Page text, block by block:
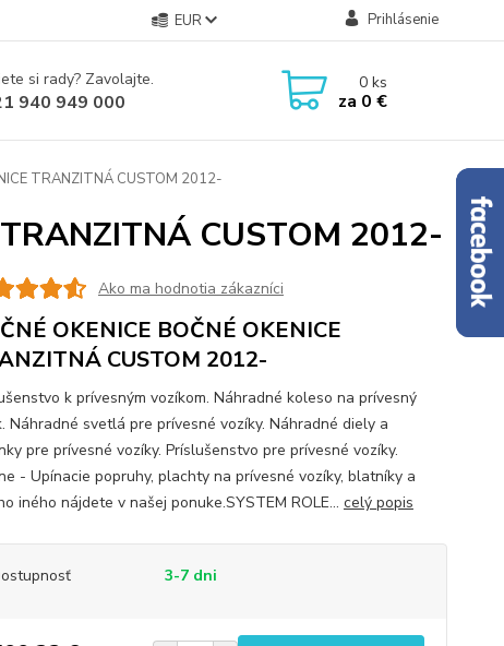
EUR Prihlásenie
si rady? Zavolajte.
940 949 000
0ks
za 0 €
TRANZITNÁ CUSTOM 2012-
CUSTOM 2012-
Ako ma hodnotia zákazníci
OKENICE BOČNÉ OKENICE
CUSTOM 2012-
k prívesným vozíkom. Náhradné koleso na prívesný
Náhradné svetlá pre prívesné vozíky. Náhradné diely a
pre prívesné vozíky. Príslušenstvo pre prívesné vozíky.
- Upínacie popruhy, plachty na prívesné vozíky, blatníky a
iného nájdete v našej ponuke.SYSTEM ROLE... celý popis
3-7 dni